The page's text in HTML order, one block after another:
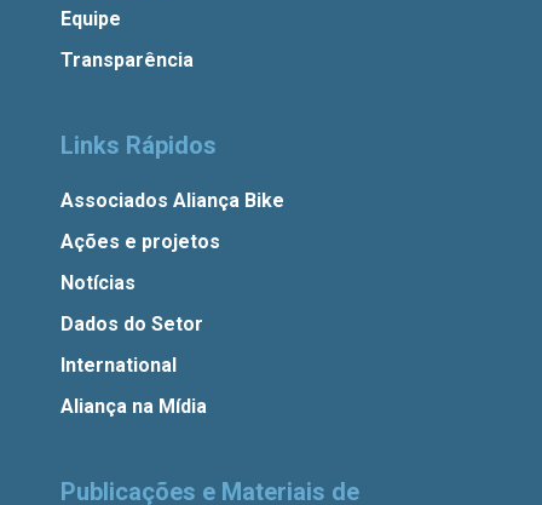
Equipe
Transparência
Links Rápidos
Associados Aliança Bike
Ações e projetos
Notícias
Dados do Setor
International
Aliança na Mídia
Publicações e Materiais de